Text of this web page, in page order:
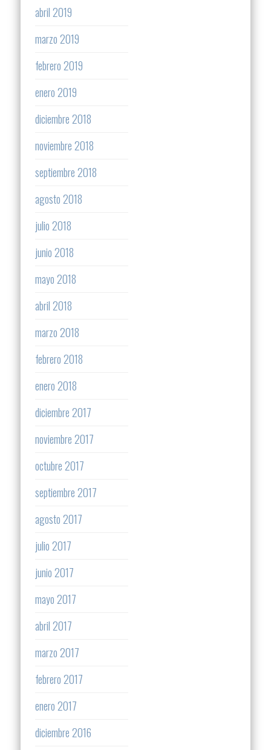
abril 2019
marzo 2019
febrero 2019
enero 2019
diciembre 2018
noviembre 2018
septiembre 2018
agosto 2018
julio 2018
junio 2018
mayo 2018
abril 2018
marzo 2018
febrero 2018
enero 2018
diciembre 2017
noviembre 2017
octubre 2017
septiembre 2017
agosto 2017
julio 2017
junio 2017
mayo 2017
abril 2017
marzo 2017
febrero 2017
enero 2017
diciembre 2016